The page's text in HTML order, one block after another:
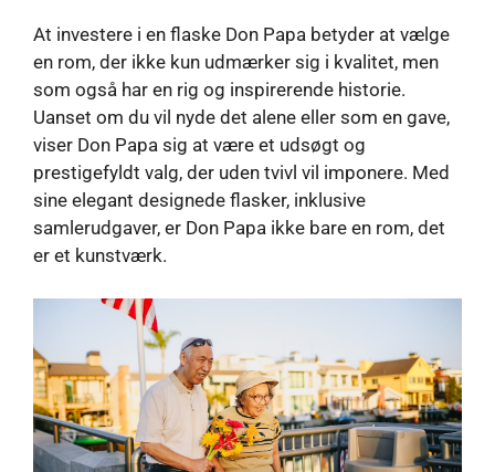
At investere i en flaske Don Papa betyder at vælge
en rom, der ikke kun udmærker sig i kvalitet, men
som også har en rig og inspirerende historie.
Uanset om du vil nyde det alene eller som en gave,
viser Don Papa sig at være et udsøgt og
prestigefyldt valg, der uden tvivl vil imponere. Med
sine elegant designede flasker, inklusive
samlerudgaver, er Don Papa ikke bare en rom, det
er et kunstværk.